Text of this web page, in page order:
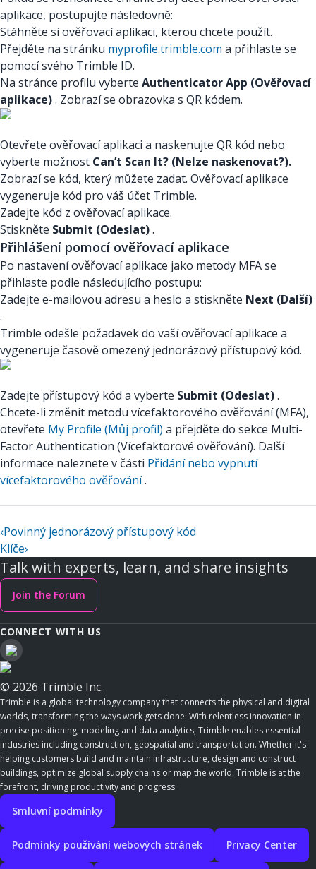
aplikace, postupujte následovně:
Stáhněte si ověřovací aplikaci, kterou chcete použít.
Přejděte na stránku myprofile.trimble.com a přihlaste se
pomocí svého Trimble ID.
Na stránce profilu vyberte Authenticator App (Ověřovací
aplikace). Zobrazí se obrazovka s QR kódem.
Otevřete ověřovací aplikaci a naskenujte QR kód nebo
vyberte možnost Can’t Scan It? (Nelze naskenovat?).
Zobrazí se kód, který můžete zadat. Ověřovací aplikace
vygeneruje kód pro váš účet Trimble.
Zadejte kód z ověřovací aplikace.
Stiskněte Submit (Odeslat).
Přihlášení pomocí ověřovací aplikace
Po nastavení ověřovací aplikace jako metody MFA se
přihlaste podle následujícího postupu:
Zadejte e-mailovou adresu a heslo a stiskněte Next (Další)
.
Trimble odešle požadavek do vaší ověřovací aplikace a
vygeneruje časově omezený jednorázový přístupový kód.
Zadejte přístupový kód a vyberte Submit (Odeslat).
Chcete-li změnit metodu vícefaktorového ověřování (MFA),
otevřete My Profile (Můj profil) a přejděte do sekce Multi-
Factor Authentication (Vícefaktorové ověřování). Další
informace naleznete v části Přidání nebo vypnutí
vícefaktorového ověřování.
‹Povinný jednorázový přístupový kód
Klíče›
Talk with experts, learn, and share insights
Join the Forum
CONNECT WITH US
© 2026 Trimble Inc.
Trimble is a global technology company that connects the physical and digital
worlds, transforming the ways work gets done. With relentless innovation in
precise positioning, modeling and data analytics, Trimble enables essential
industries including construction, geospatial and transportation. Whether it's
helping customers build and maintain infrastructure, design and construct
buildings, optimize global supply chains or map the world, Trimble is at the
forefront, driving productivity and progress.
Smluvní podmínky
Podmínky používání webových stránek Privacy Center